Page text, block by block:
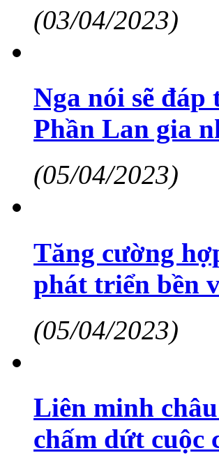
(03/04/2023)
Nga nói sẽ
Phần Lan gia
(05/04/2023)
Tăng cường
phát triển bền
(05/04/2023)
Liên minh
chấm dứt cuộc